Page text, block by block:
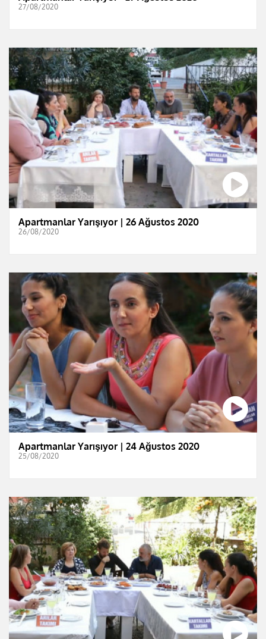
27/08/2020
Apartmanlar Yarışıyor | 26 Ağustos 2020
26/08/2020
Apartmanlar Yarışıyor | 24 Ağustos 2020
25/08/2020